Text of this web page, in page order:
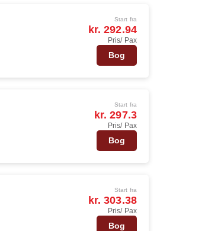
Start fra
kr. 292.94
Pris/ Pax
Bog
Start fra
kr. 297.3
Pris/ Pax
Bog
Start fra
kr. 303.38
Pris/ Pax
Bog